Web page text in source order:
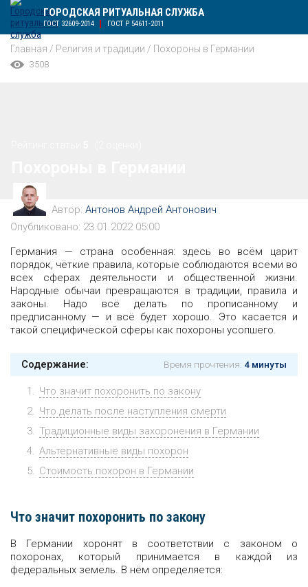
ГОРОДСКАЯ РИТУАЛЬНАЯ СЛУЖБА
ГОСТ 32609-2014 ГОСТ Р 54611-2011
Главная / Религия и традиции / Похороны в Германии
3508
Автор: Антонов Андрей Антонович
Опубликовано: 23.01.2022 05:00
Германия — страна особенная: здесь во всём царит
порядок, чёткие правила, которые соблюдаются всеми во
всех сферах деятельности и общественной жизни.
Народные обычаи превращаются в традиции, правила и
законы. Надо всё делать по прописанному и
предписанному — и всё будет хорошо. Это касается и
такой специфической сферы как похороны усопшего.
Содержание: Время прочтения: 4 минуты
Что значит похоронить по закону
Что делать после наступления смерти
Традиционные виды захоронения в Германии
Альтернативные виды похорон
Стоимость похорон в Германии
Что значит похоронить по закону
В Германии хоронят в соответствии с законом о
похоронах, который принимается в каждой из
федеральных земель. В нём определяется: